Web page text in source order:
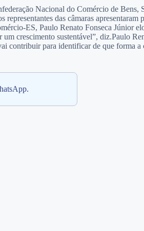
Nacional do Comércio de
das câmaras apresentaram
ES, Paulo Renato Fonseca Júnior
crescimento sustentável”, diz.Paulo
contribuir para identificar de que forma a